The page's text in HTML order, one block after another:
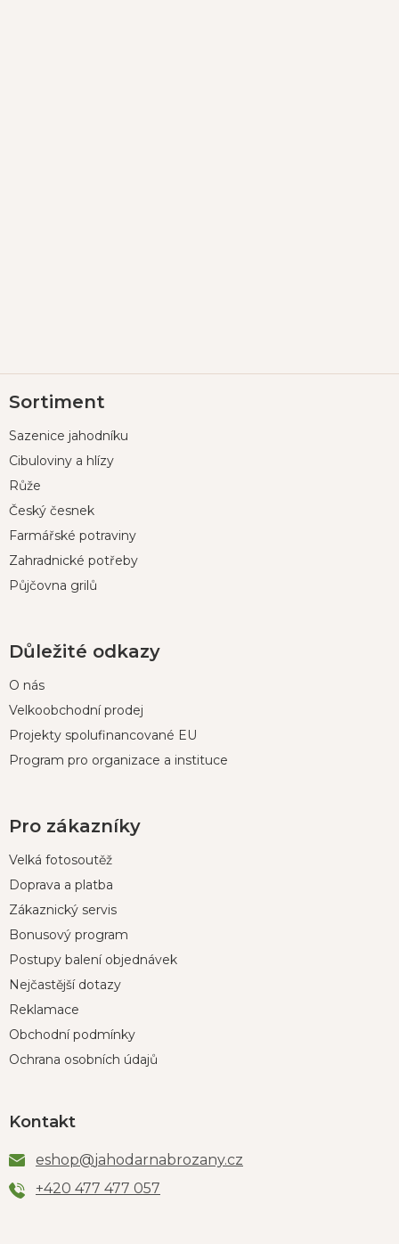
á
a
Sortiment
Sazenice jahodníku
Cibuloviny a hlízy
Růže
Český česnek
Farmářské potraviny
Zahradnické potřeby
Půjčovna grilů
Důležité odkazy
O nás
Velkoobchodní prodej
Projekty spolufinancované EU
Program pro organizace a instituce
Pro zákazníky
Velká fotosoutěž
Doprava a platba
Zákaznický servis
Bonusový program
Postupy balení objednávek
Nejčastější dotazy
Reklamace
Obchodní podmínky
Ochrana osobních údajů
Kontakt
eshop@jahodarnabrozany.cz
+420 477 477 057